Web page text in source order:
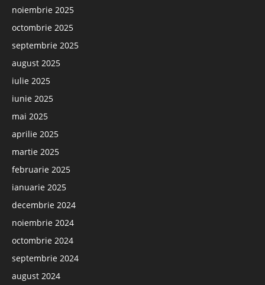
noiembrie 2025
octombrie 2025
septembrie 2025
august 2025
iulie 2025
iunie 2025
mai 2025
aprilie 2025
martie 2025
februarie 2025
ianuarie 2025
decembrie 2024
noiembrie 2024
octombrie 2024
septembrie 2024
august 2024